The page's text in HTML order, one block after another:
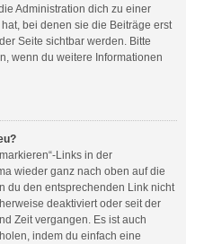
Administration dich zu einer
bei denen sie die Beiträge erst
Seite sichtbar werden. Bitte
wenn du weitere Informationen
Links in der
wieder ganz nach oben auf die
du den entsprechenden Link nicht
deaktiviert oder seit der
Zeit vergangen. Es ist auch
indem du einfach eine